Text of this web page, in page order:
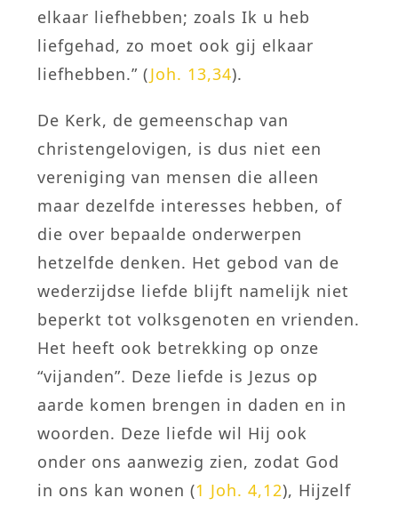
elkaar liefhebben; zoals Ik u heb
liefgehad, zo moet ook gij elkaar
liefhebben.” (Joh. 13,34).
De Kerk, de gemeenschap van
christengelovigen, is dus niet een
vereniging van mensen die alleen
maar dezelfde interesses hebben, of
die over bepaalde onderwerpen
hetzelfde denken. Het gebod van de
wederzijdse liefde blijft namelijk niet
beperkt tot volksgenoten en vrienden.
Het heeft ook betrekking op onze
“vijanden”. Deze liefde is Jezus op
aarde komen brengen in daden en in
woorden. Deze liefde wil Hij ook
onder ons aanwezig zien, zodat God
in ons kan wonen (1 Joh. 4,12), Hijzelf